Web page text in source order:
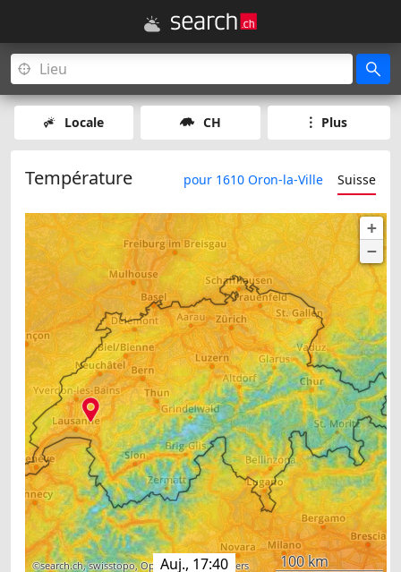
Locale CH Plus
Température pour 1610 Oron-la-Ville Suisse
Auj., 17:40
+
−
©search.ch,swisstopo,OpenStreetMap,others 100 km